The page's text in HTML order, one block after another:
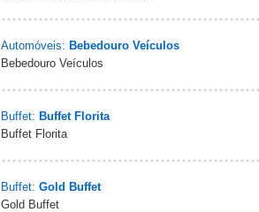
Automóveis: Bebedouro Veículos
Bebedouro Veículos
Buffet: Buffet Florita
Buffet Florita
Buffet: Gold Buffet
Gold Buffet